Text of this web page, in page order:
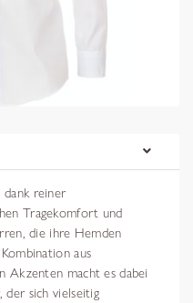
dank reiner
Tragekomfort und
die ihre Hemden
aus
Akzenten macht es dabei
der sich vielseitig